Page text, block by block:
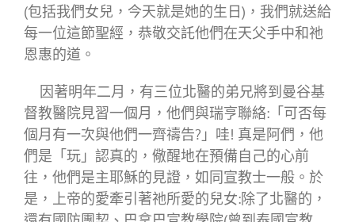
(包括我們女兒，今天就是她的生日)，我們就送給
每一位這節聖經，恭敬交託他們在天父手中和祂
恩惠的道。
因著明年二月，有三位北醫的弟兄將到曼谷基
督教醫院見習一個月，他們與瑞亨聯絡:「可否每
個月有一次與他們一齊禱告?」哇! 真是阿們，他
們是「玩」認真的，儆醒地在預備自己的心前
往，他們是主耶穌的見證，如同宣教士一般。於
是，上帝的愛牽引著祂所愛的兒女:除了北醫的，